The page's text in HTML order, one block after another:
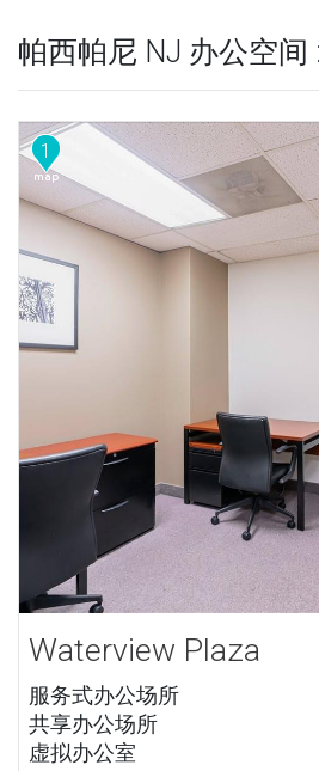
帕西帕尼 NJ 办公空间
1
Waterview Plaza
服务式办公场所
共享办公场所
虚拟办公室